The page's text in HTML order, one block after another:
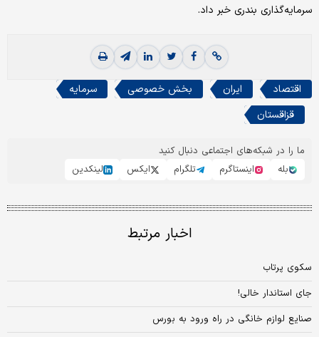
سرمایه‌گذاری بندری خبر داد.
اقتصاد ایران بخش خصوصی
سرمایه
قزاقستان
ما را در شبکه‌های اجتماعی دنبال کنید
بله
اینستاگرم تلگرام ایکس لینکدین
اخبار مرتبط
سکوی پرتاب
جای استاندار خالی!
صنایع لوازم خانگی در راه ورود به بورس